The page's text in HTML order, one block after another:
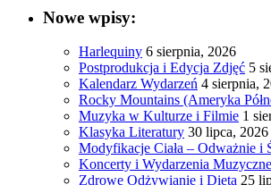
Nowe wpisy:
Harlequiny 6 sierpnia, 2026
Postprodukcja i Edycja Zdjęć 5
Kalendarz Wydarzeń 4 sierpnia,
Rocky Mountains (Ameryka
Muzyka w Kulturze i Filmie 1
Klasyka Literatury 30 lipca, 2026
Modyfikacje Ciała – Odważnie i
Koncerty i Wydarzenia Muzyczne
Zdrowe Odżywianie i Dieta 25